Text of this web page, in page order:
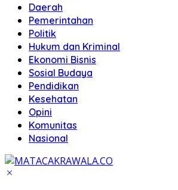
Daerah
Pemerintahan
Politik
Hukum dan Kriminal
Ekonomi Bisnis
Sosial Budaya
Pendidikan
Kesehatan
Opini
Komunitas
Nasional